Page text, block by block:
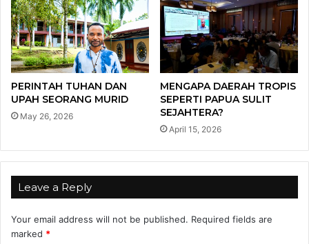
PERINTAH TUHAN DAN
UPAH SEORANG MURID
May 26, 2026
MENGAPA DAERAH TROPIS
SEPERTI PAPUA SULIT
SEJAHTERA?
April 15, 2026
Leave a Reply
Your email address will not be published. Required fields are
marked *